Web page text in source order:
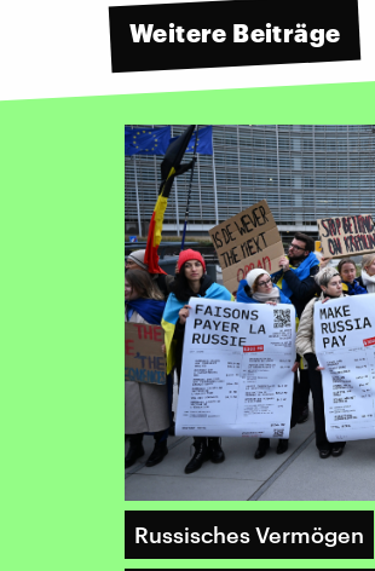
Weitere Beiträge
Russisches Vermögen